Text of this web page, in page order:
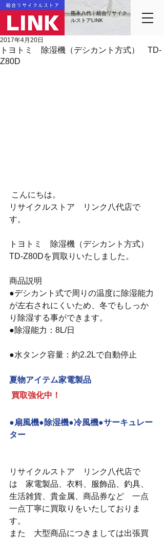
熊本八代｜総合リサイク
ルストアLINK
トヨトミ 除湿機（デシカント方式） TD-
Z80D
2017年4月20日
こんにちは。
リサイクルストア　リンク八代店で
す。
トヨトミ　除湿機（デシカント方式）
TD-Z80Dを買取りいたしました。
商品説明
●デシカント式で周りの温度に除湿能力
が左右されにくいため、冬でもしっか
り除湿する事ができます。
●除湿能力：8L/日
●水タンク容量：約2.2Lで自動停止
夏物アイテム家電製品
買取強化中！
●扇風機●除湿機●冷風機●サーキュレー
ター
リサイクルストア　リンク八代店で
は　家電製品、衣料、服飾品、釣具、
生活雑貨、貴金属、商品券など　一点
一点丁寧に買取りをいたしておりま
す。
また　大型商品につきましては出張買